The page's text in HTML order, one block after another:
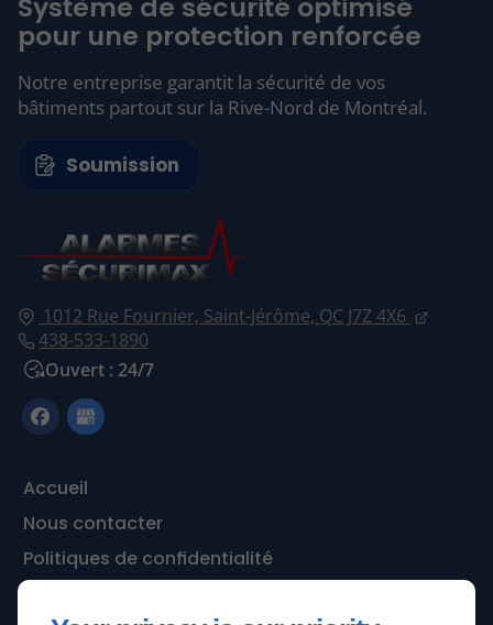
1012 Rue Fournier, Saint-Jérôme, QC J7Z 4X6
438-533-1890
Ouvert : 24/7
Accueil
Nous contacter
Politiques de confidentialité
pour une protection renforcée
Notre entreprise garantit la sécurité de vos
bâtiments partout sur la Rive-Nord de Montréal.
Soumission